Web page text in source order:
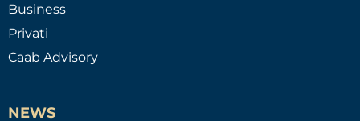
Business
Privati
Caab Advisory
NEWS